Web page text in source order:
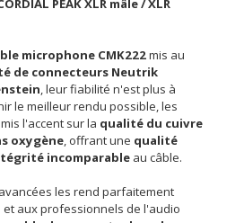
PEAK XLR mâle / XLR
microphone CMK222mis au
de connecteurs Neutrik
, leur fiabilité n'est plus à
le meilleur rendu possible, les
l'accent sur la qualité du cuivre
oxygène, offrant une qualité
incomparable au câble.
les rend parfaitement
aux professionnels de l'audio